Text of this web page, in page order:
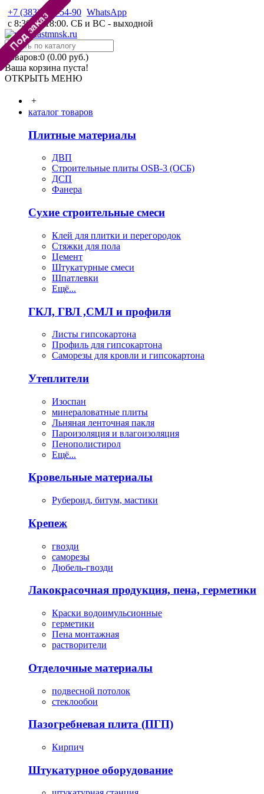
+7 (383) 388-54-90 WhatsApp
с 8:30 до 18:00. СБ и ВС - выходной
Товаров:0 (0.00 руб.)
Ваша корзина пуста!
ОТКРЫТЬ МЕНЮ
+
каталог товаров
Плитные материалы
ДВП
Строительные плиты OSB-3 (ОСБ)
ДСП
Фанера
Сухие строительные смеси
Клей для плитки и перегородок
Стяжки для пола
Цемент
Штукатурные смеси
Шпатлевки
Ещё...
ГКЛ, ГВЛ ,СМЛ и профиля
Листы гипсокартона
Профиль для гипсокартона
Саморезы для кровли и гипсокартона
Утеплители
Изоспан
минераловатные плиты
Льняная ленточная пакля
Пароизоляция и влагоизоляция
Пенополистирол
Ещё...
Кровельные материалы
Рубероид, битум, мастики
Крепеж
гвозди
саморезы
Дюбель-гвозди
Лакокрасочная продукция, пена, герметики
Краски водоимульсионные
герметики
Пена монтажная
растворители
Отделочные материалы
подвесной потолок
стеклообои
Пазогребневая плита (ПГП)
Кирпич
Штукатурное оборудование